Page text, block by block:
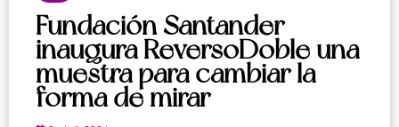
Fundación Santander
inaugura ReversoDoble una
muestra para cambiar la
forma de mirar